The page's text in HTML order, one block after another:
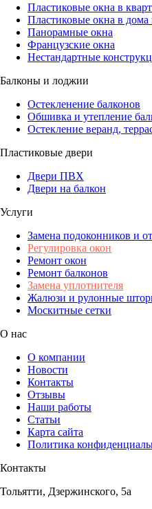
Пластиковые окна в
Пластиковые окна в дома
Панорамные окна
Французские окна
Нестандартные
Балконы и лоджии
Остекленение балконов
Обшивка и утепление
Остекление веранд,
Пластиковые двери
Двери ПВХ
Двери на балкон
Услуги
Замена подоконников и
Регулировка окон
Ремонт окон
Ремонт балконов
Замена уплотнителя
Жалюзи и рулонные
Москитные сетки
О нас
О компании
Новости
Контакты
Отзывы
Наши работы
Статьи
Карта сайта
Политика
Контакты
Тольятти, Дзержинского, 5а